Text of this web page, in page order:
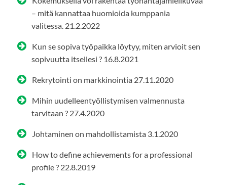
– mitä kannattaa huomioida kumppania
valitessa. 21.2.2022
Kun se sopiva työpaikka löytyy, miten arvioit sen
sopivuutta itsellesi ? 16.8.2021
Rekrytointi on markkinointia 27.11.2020
Mihin uudelleentyöllistymisen valmennusta
tarvitaan ? 27.4.2020
Johtaminen on mahdollistamista 3.1.2020
How to define achievements for a professional
profile ? 22.8.2019